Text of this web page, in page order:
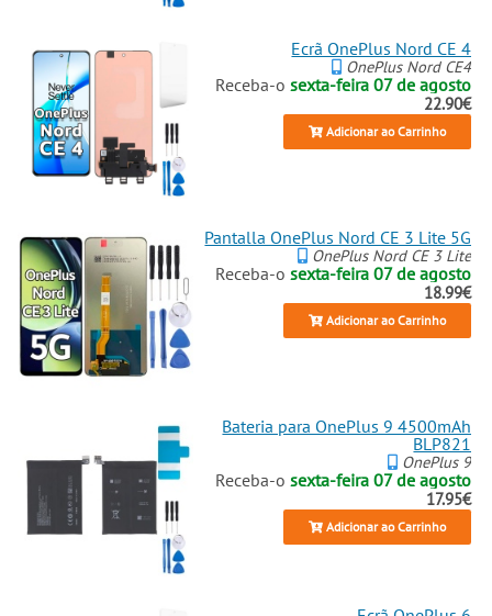
Ecrã OnePlus Nord CE 4
OnePlus Nord CE4
Receba-osexta-feira 07 de agosto
22.90€
Adicionar ao Carrinho
Pantalla OnePlus Nord CE 3 Lite 5G
OnePlus Nord CE 3 Lite
Receba-osexta-feira 07 de agosto
18.99€
Adicionar ao Carrinho
Bateria para OnePlus 9 4500mAh
BLP821
OnePlus 9
Receba-osexta-feira 07 de agosto
17.95€
Adicionar ao Carrinho